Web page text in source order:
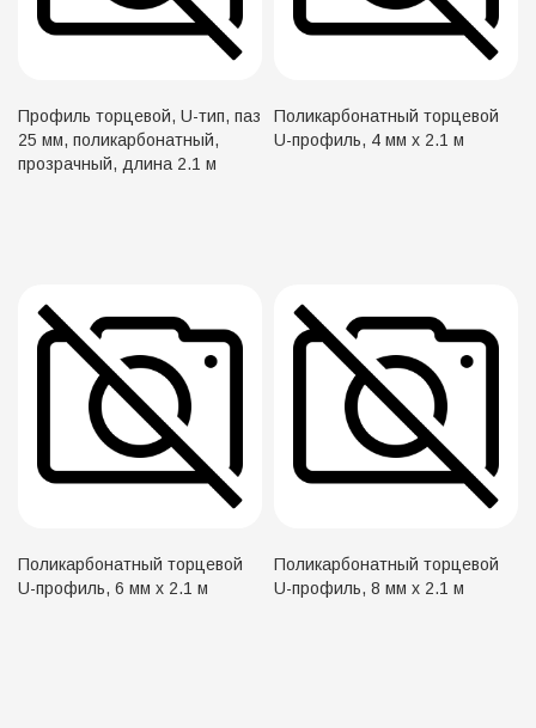
Профиль торцевой, U-тип, паз
25 мм, поликарбонатный,
прозрачный, длина 2.1 м
Поликарбонатный торцевой
U-профиль, 4 мм х 2.1 м
Поликарбонатный торцевой
U-профиль, 6 мм х 2.1 м
Поликарбонатный торцевой
U-профиль, 8 мм х 2.1 м